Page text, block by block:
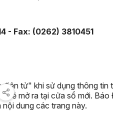
- Fax: (0262) 3810451
tử" khi sử dụng thông tin
sẽ mở ra tại cửa sổ mới. Báo
dung các trang này.